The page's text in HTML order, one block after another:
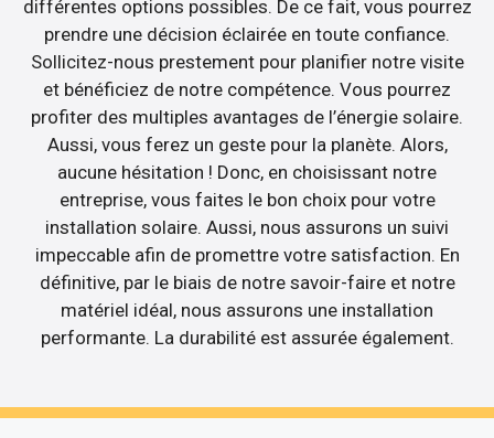
différentes options possibles. De ce fait, vous pourrez
prendre une décision éclairée en toute confiance.
Sollicitez-nous prestement pour planifier notre visite
et bénéficiez de notre compétence. Vous pourrez
profiter des multiples avantages de l’énergie solaire.
Aussi, vous ferez un geste pour la planète. Alors,
aucune hésitation ! Donc, en choisissant notre
entreprise, vous faites le bon choix pour votre
installation solaire. Aussi, nous assurons un suivi
impeccable afin de promettre votre satisfaction. En
définitive, par le biais de notre savoir-faire et notre
matériel idéal, nous assurons une installation
performante. La durabilité est assurée également.